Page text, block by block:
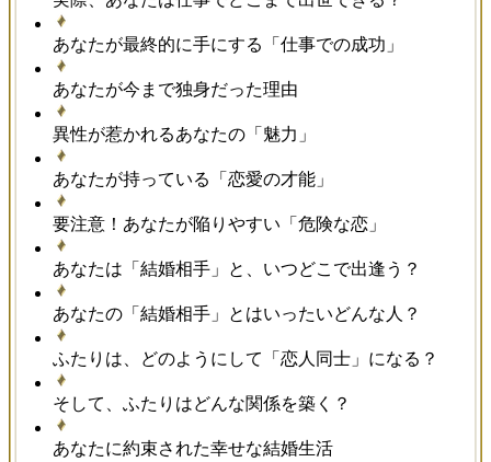
あなたが最終的に手にする「仕事での成功」
あなたが今まで独身だった理由
異性が惹かれるあなたの「魅力」
あなたが持っている「恋愛の才能」
要注意！あなたが陥りやすい「危険な恋」
あなたは「結婚相手」と、いつどこで出逢う？
あなたの「結婚相手」とはいったいどんな人？
ふたりは、どのようにして「恋人同士」になる？
そして、ふたりはどんな関係を築く？
あなたに約束された幸せな結婚生活